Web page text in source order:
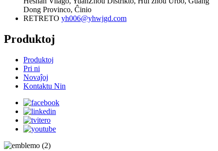
Dong Provinco, Ĉinio
RETRETO yh006@yhwjgd.com
Produktoj
Produktoj
Pri ni
Novaĵoj
Kontaktu Nin